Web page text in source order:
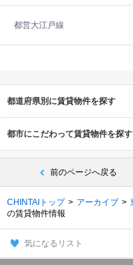
都営大江戸線
都道府県別に賃貸物件を探す
都市にこだわって賃貸物件を探す
前のページへ戻る
CHINTAIトップ アーカイブ
の賃貸物件情報
気になるリスト